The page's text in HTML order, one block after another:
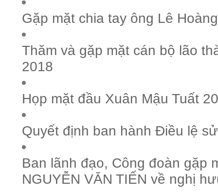
Gặp mặt chia tay ông Lê
Thăm và gặp mặt cán bộ lão
2018
Họp mặt đầu Xuân Mậu Tuất
Quyết định ban hành Điều lệ
Ban lãnh đạo, Công đoàn gặp
NGUYỄN VĂN TIẾN về nghị